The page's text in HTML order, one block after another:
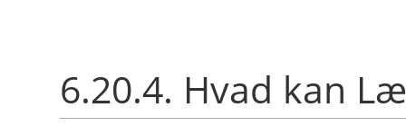
6.20.4. Hvad kan